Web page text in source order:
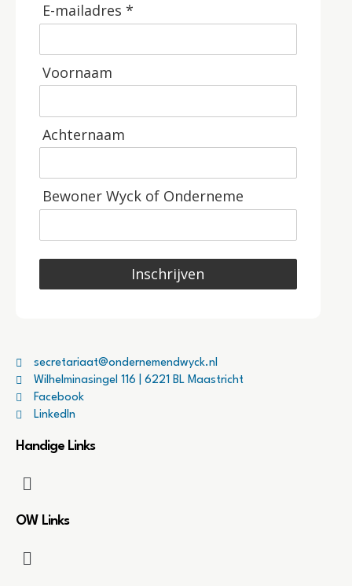
E-mailadres *
Voornaam
Achternaam
Bewoner Wyck of Onderneme
Inschrijven
secretariaat@ondernemendwyck.nl
Wilhelminasingel 116 | 6221 BL Maastricht
Facebook
LinkedIn
Handige Links
OW Links